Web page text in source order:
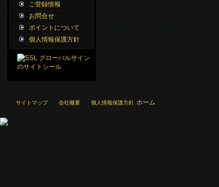
ご登録情報
お問合せ
ポイントについて
個人情報保護方針
ホーム
サイトマップ 会社概要 個人情報保護方針